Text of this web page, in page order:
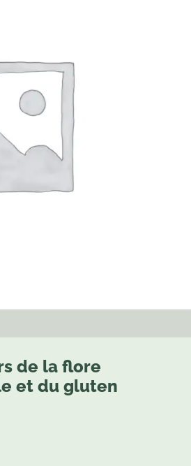
de la flore
et du gluten